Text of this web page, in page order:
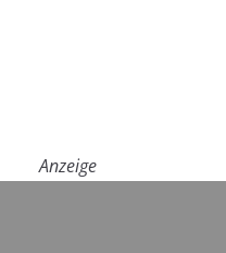
Anzeige